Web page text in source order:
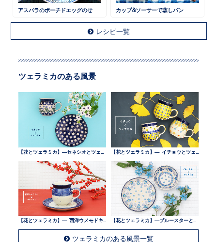
アスパラのポーチドエッグのせ カップ&ソーサーで蒸しパン
レシピ一覧
ツェラミカのある風景
ツェラミカのある風景一覧